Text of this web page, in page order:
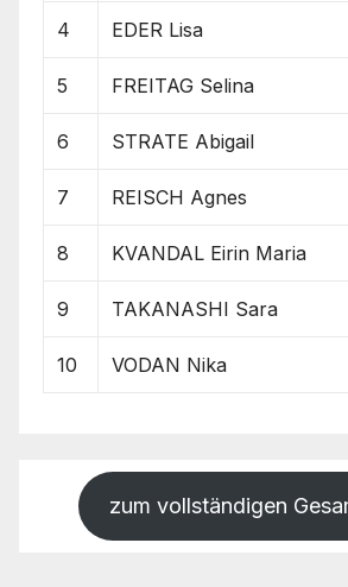
4 EDER Lisa
5 FREITAG Selina
6 STRATE Abigail
7 REISCH Agnes
8 KVANDAL Eirin Maria
9 TAKANASHI Sara
10 VODAN Nika
zum vollständigen